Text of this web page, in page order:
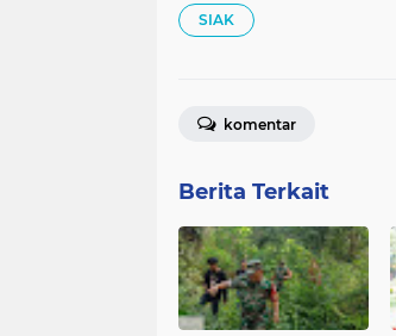
SIAK
komentar
Berita Terkait